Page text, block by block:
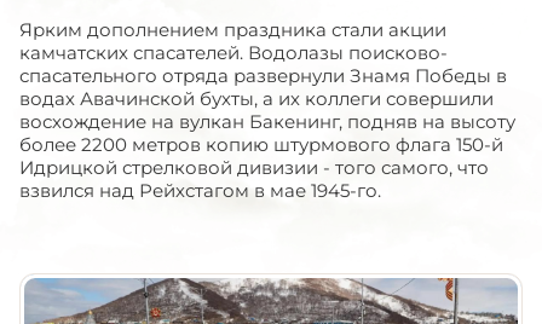
Ярким дополнением праздника стали акции
камчатских спасателей. Водолазы поисково-
спасательного отряда развернули Знамя Победы в
водах Авачинской бухты, а их коллеги совершили
восхождение на вулкан Бакенинг, подняв на высоту
более 2200 метров копию штурмового флага 150-й
Идрицкой стрелковой дивизии - того самого, что
взвился над Рейхстагом в мае 1945-го.